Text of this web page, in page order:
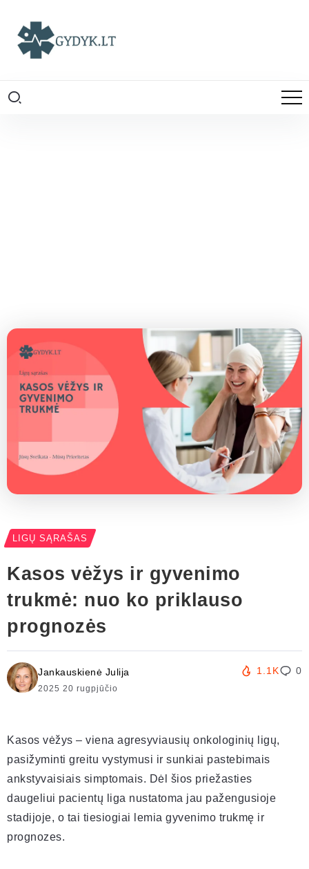
LIGŲ SĄRAŠAS
Kasos vėžys ir gyvenimo
trukmė: nuo ko priklauso
prognozės
Jankauskienė Julija
2025 20 rugpjūčio
1.1K 0
Kasos vėžys – viena agresyviausių onkologinių ligų,
pasižyminti greitu vystymusi ir sunkiai pastebimais
ankstyvaisiais simptomais. Dėl šios priežasties
daugeliui pacientų liga nustatoma jau pažengusioje
stadijoje, o tai tiesiogiai lemia gyvenimo trukmę ir
prognozes.